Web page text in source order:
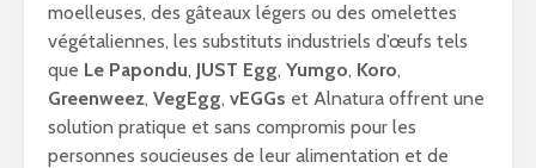
moelleuses, des gâteaux légers ou des omelettes
végétaliennes, les substituts industriels d’œufs tels
que Le Papondu, JUST Egg, Yumgo, Koro,
Greenweez, VegEgg, vEGGs et Alnatura offrent une
solution pratique et sans compromis pour les
personnes soucieuses de leur alimentation et de